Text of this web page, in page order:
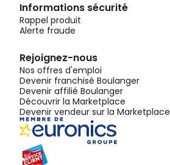
Informations sécurité
Rappel produit
Alerte fraude
Rejoignez-nous
Nos offres d'emploi
Devenir franchisé Boulanger
Devenir affilié Boulanger
Découvrir la Marketplace
Devenir vendeur sur la Marketplace